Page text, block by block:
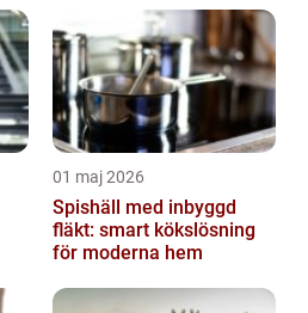
01 maj 2026
Spishäll med inbyggd
fläkt: smart kökslösning
för moderna hem